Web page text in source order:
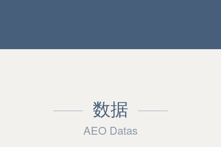
数据
AEO Datas